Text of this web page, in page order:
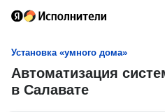
Установка «умного дома»
Автоматизация
в Салавате